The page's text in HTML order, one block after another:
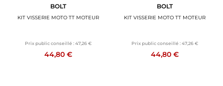
BOLT
KIT VISSERIE MOTO TT MOTEUR
Prix public conseillé :47,26 €
44,80 €
BOLT
KIT VISSERIE MOTO TT MOTEUR
Prix public conseillé :47,26 €
44,80 €